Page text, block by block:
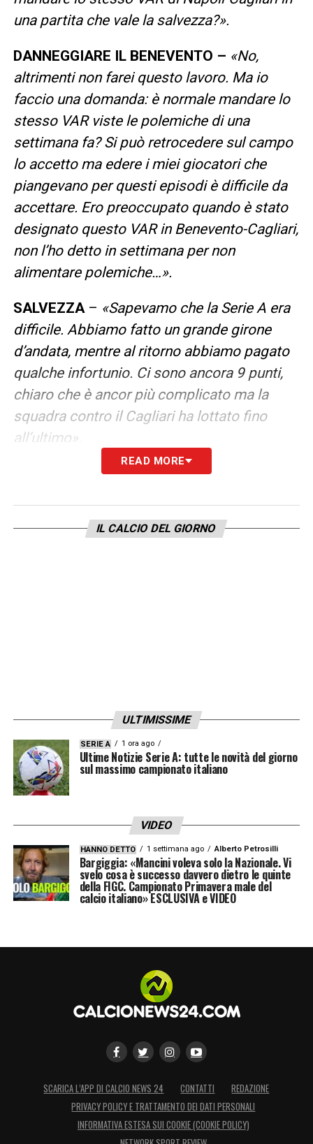
una partita che vale la salvezza?».
DANNEGGIARE IL BENEVENTO – «No,
altrimenti non farei questo lavoro. Ma io
faccio una domanda: è normale mandare lo
stesso VAR viste le polemiche di una
settimana fa? Si può retrocedere sul campo
lo accetto ma edere i miei giocatori che
piangevano per questi episodi è difficile da
accettare. Ero preoccupato quando è stato
designato questo VAR in Benevento-Cagliari,
non l’ho detto in settimana per non
alimentare polemiche…».
SALVEZZA– «Sapevamo che la Serie A era
difficile. Abbiamo fatto un grande girone
d’andata, mentre al ritorno abbiamo pagato
qualche infortunio. Ci sono ancora 9 punti,
chiaro che è ancor più complicato ma la
squadra contro il Cagliari ha lottato fino
all’ultimo».
READ MORE
IL CALCIO DEL GIORNO
ULTIMISSIME
SERIE A 1 ora ago
Ultime Notizie Serie A: tutte le novità del giorno
sul massimo campionato italiano
VIDEO
HANNO DETTO 1 settimana ago Alberto Petrosilli
Bargiggia: «Mancini voleva solo la Nazionale. Vi
svelo cosa è successo davvero dietro le quinte
della FIGC. Campionato Primavera male del
calcio italiano» ESCLUSIVA e VIDEO
SCARICA L’APP DI CALCIO NEWS 24 CONTATTI
REDAZIONE
PRIVACY POLICY E TRATTAMENTO DEI DATI PERSONALI
INFORMATIVA ESTESA SUI COOKIE (COOKIE POLICY)